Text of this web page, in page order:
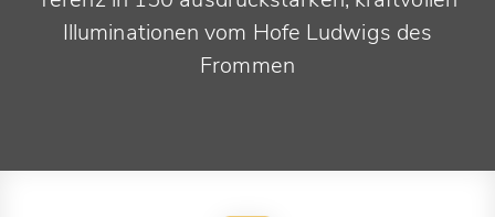
Illuminationen vom Hofe Ludwigs des
Frommen